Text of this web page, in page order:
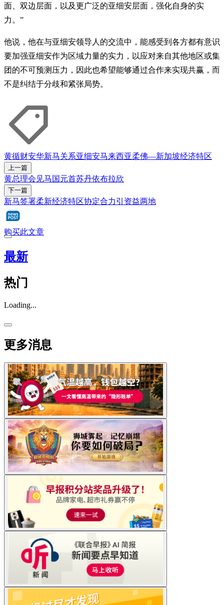
面、双边层面，以及更广泛的亚细安层面，强化自身的实
力。”
他说，他在与亚细安领导人的交流中，能感受到各方都有意识
要加强亚细安作为区域力量的实力，以应对来自其他地区或集
团的不可预测压力，因此也希望能够通过合作来实现共赢，而
不是纠结于分歧和紧张局势。
黄循财安华新马关系亚细安马来西亚柔佛—新加坡经济特区
上一篇
黄总理会见马国元首苏丹依布拉欣
下一篇
新马签署柔新经济特区协定合力引资益两地
购买此文章
最新
热门
Loading...
更多消息